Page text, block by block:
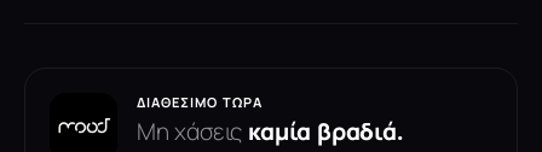
ΔΙΑΘΈΣΙΜΟ ΤΏΡΑ
Μη χάσεις καμία βραδιά.